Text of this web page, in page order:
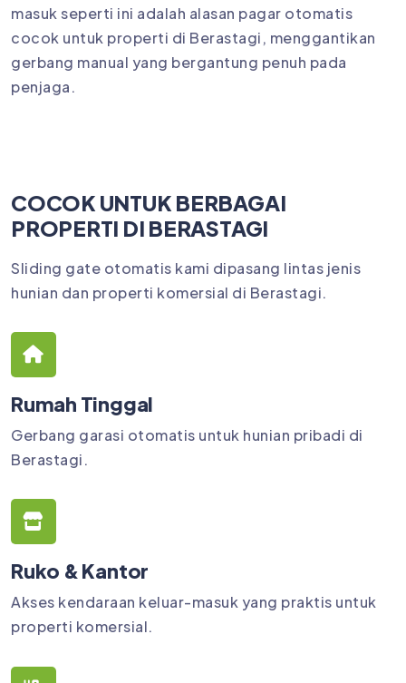
masuk seperti ini adalah alasan pagar otomatis
cocok untuk properti di Berastagi, menggantikan
gerbang manual yang bergantung penuh pada
penjaga.
COCOK UNTUK BERBAGAI
PROPERTI DI BERASTAGI
Sliding gate otomatis kami dipasang lintas jenis
hunian dan properti komersial di Berastagi.
Rumah Tinggal
Gerbang garasi otomatis untuk hunian pribadi di
Berastagi.
Ruko & Kantor
Akses kendaraan keluar-masuk yang praktis untuk
properti komersial.